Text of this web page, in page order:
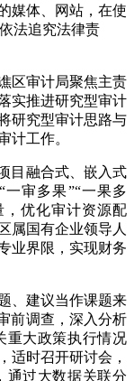
媒体、网站，在使
法追究法律责
区审计局聚焦主责
实推进研究型审计
研究型审计思路与
计工作。
目融合式、嵌入式
审多果”“一果多
，优化审计资源配
属国有企业领导人
业界限，实现财务
、建议当作课题来
前调查，深入分析
重大政策执行情况
适时召开研讨会，
通过大数据关联分